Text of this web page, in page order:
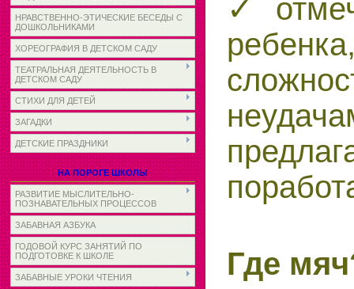
НРАВСТВЕННО-ЭТИЧЕСКИЕ БЕСЕДЫ С
ДОШКОЛЬНИКАМИ
ХОРЕОГРАФИЯ В ДЕТСКОМ САДУ
ТЕАТРАЛЬНАЯ ДЕЯТЕЛЬНОСТЬ В
ДЕТСКОМ САДУ
СТИХИ ДЛЯ ДЕТЕЙ
ЗАГАДКИ
ДЕТСКИЕ ПРАЗДНИКИ
НА ПОРОГЕ ШКОЛЫ
РАЗВИТИЕ МЫСЛИТЕЛЬНО-
ПОЗНАВАТЕЛЬНЫХ ПРОЦЕССОВ
ЗАБАВНАЯ АЗБУКА
ГОДОВОЙ КУРС ЗАНЯТИЙ ПО
ПОДГОТОВКЕ К ШКОЛЕ
ЗАБАВНЫЕ УРОКИ ЧТЕНИЯ
✓
Где